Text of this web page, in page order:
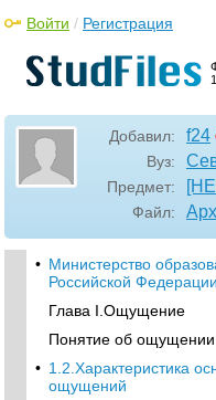
Войти / Регистрация
Добавил: f24
Вуз:
Предмет:
Файл:
• Министерство
Российской Федерации
Глава I.Ощущение
Понятие об ощущении
• 1.2.Характеристика
ощущений